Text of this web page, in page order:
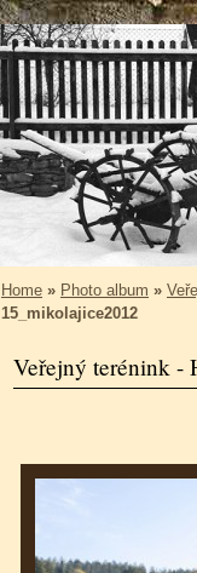
Home » Photo album »
15_mikolajice2012
Veřejný terénink -